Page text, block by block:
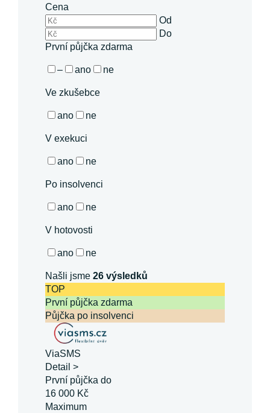
Cena
Od
Do
První půjčka zdarma
– ano ne
Ve zkušebce
ano ne
V exekuci
ano ne
Po insolvenci
ano ne
V hotovosti
ano ne
Našli jsme26 výsledků
TOP
První půjčka zdarma
Půjčka po insolvenci
ViaSMS
Detail >
První půjčka do
16 000 Kč
Maximum